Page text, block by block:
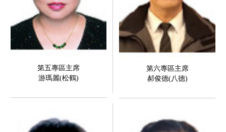
第五專區主席
游瑪麗(松鶴)
第六專區主席
郝俊德(八德)